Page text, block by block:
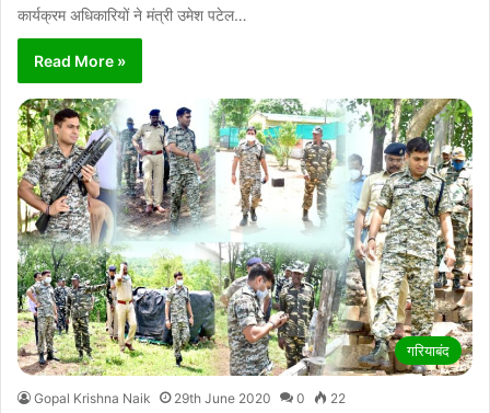
कार्यक्रम अधिकारियों ने मंत्री उमेश पटेल…
Read More »
गरियाबंद
Gopal Krishna Naik 29th June 2020 0 22